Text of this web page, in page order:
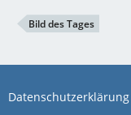
Bild des Tages
Datenschutzerklärung